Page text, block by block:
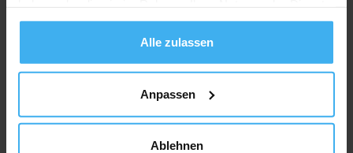
gesammelt haben.
Alle zulassen
Anpassen
Ablehnen